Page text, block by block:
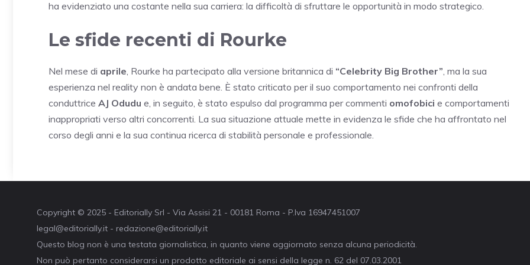
ha evidenziato una costante nella sua carriera: la difficoltà di sfruttare le opportunità in modo strategico.
Le sfide recenti di Rourke
Nel mese di aprile, Rourke ha partecipato alla versione britannica di “Celebrity Big Brother”, ma la sua
esperienza nel reality non è andata bene. È stato criticato per il suo comportamento nei confronti della
conduttrice AJ Odudu e, in seguito, è stato espulso dal programma per commenti omofobici e comportamenti
inappropriati verso altri concorrenti. La sua situazione attuale mette in evidenza le sfide che ha affrontato nel
corso degli anni e la sua continua ricerca di stabilità personale e professionale.
Copyright © 2025 - Editorially Srl - Via Assisi 21 - 00181 Roma - P.Iva 16947451007
legal@editorially.it - redazione@editorially.it
Questo blog non è una testata giornalistica, in quanto viene aggiornato senza alcuna periodicità.
Non può pertanto considerarsi un prodotto editoriale ai sensi della legge n. 62 del 07.03.2001